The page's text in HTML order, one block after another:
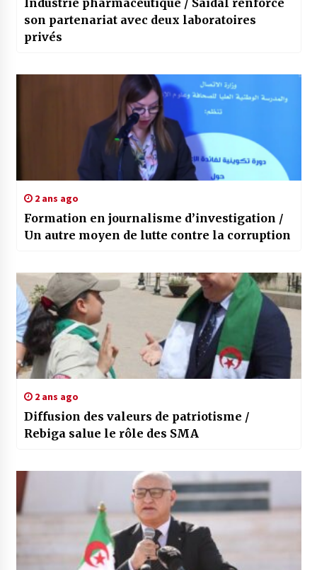
Industrie pharmaceutique / Saidal renforce
son partenariat avec deux laboratoires
privés
2 ans ago
Formation en journalisme d’investigation /
Un autre moyen de lutte contre la corruption
2 ans ago
Diffusion des valeurs de patriotisme /
Rebiga salue le rôle des SMA